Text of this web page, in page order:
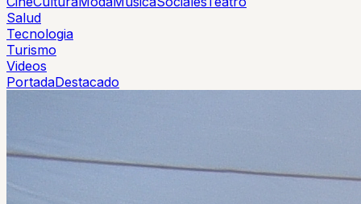
Salud
Tecnologia
Turismo
Videos
PortadaDestacado